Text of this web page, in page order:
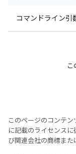
コマンドライン引
こ
このページのコンテン
に記載のライセンス
び関連会社の商標また